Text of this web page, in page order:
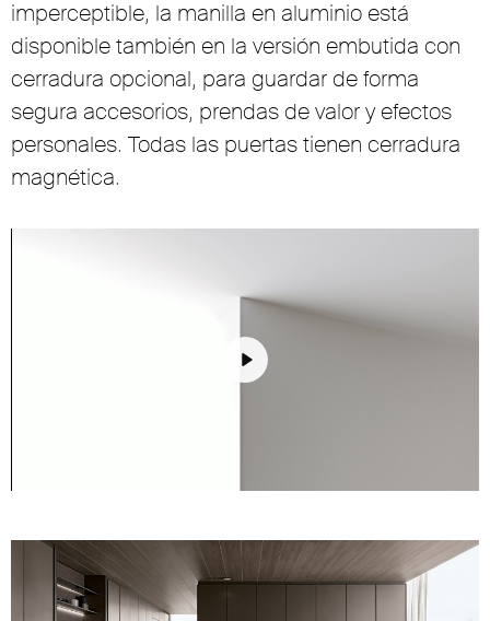
imperceptible, la manilla en aluminio está
disponible también en la versión embutida con
cerradura opcional, para guardar de forma
segura accesorios, prendas de valor y efectos
personales. Todas las puertas tienen cerradura
magnética.
Unmute Settings
Play